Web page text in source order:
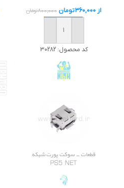
از360,000تومان 800,000تومان
خرید
کد محصول:30282